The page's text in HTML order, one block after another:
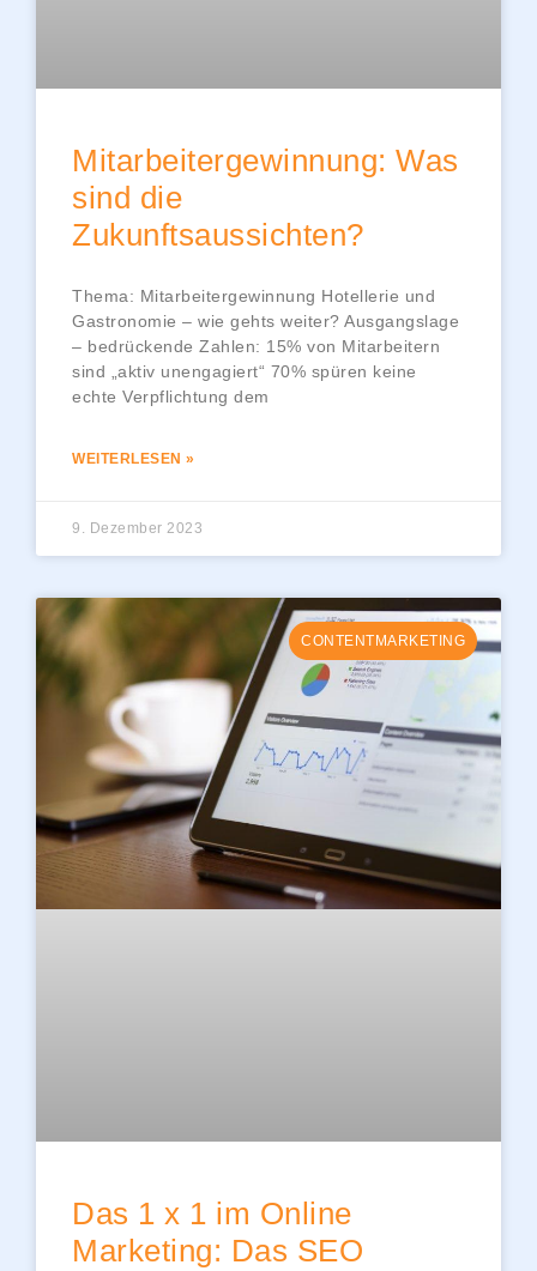
Mitarbeitergewinnung: Was
sind die
Zukunftsaussichten?
Thema: Mitarbeitergewinnung Hotellerie und
Gastronomie – wie gehts weiter? Ausgangslage
– bedrückende Zahlen: 15% von Mitarbeitern
sind „aktiv unengagiert“ 70% spüren keine
echte Verpflichtung dem
WEITERLESEN »
9. Dezember 2023
CONTENTMARKETING
Das 1 x 1 im Online
Marketing: Das SEO